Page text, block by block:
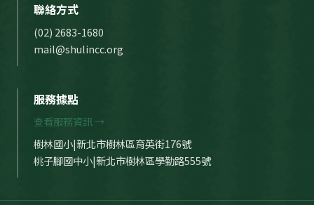
聯絡方式
(02) 2683-1680
mail@shulincc.org
服務據點
查看服務資訊 →
樹林國小|新北市樹林區育英街176號
桃子腳國中小|新北市樹林區學勤路555號